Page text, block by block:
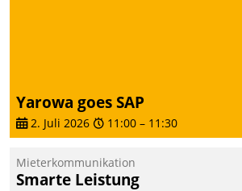
entschieden - als erstes
Unternehmen am
Yarowa goes SAP
2. Juli 2026 11:00 – 11:30
Mieterkommunikation
Smarte Leistung